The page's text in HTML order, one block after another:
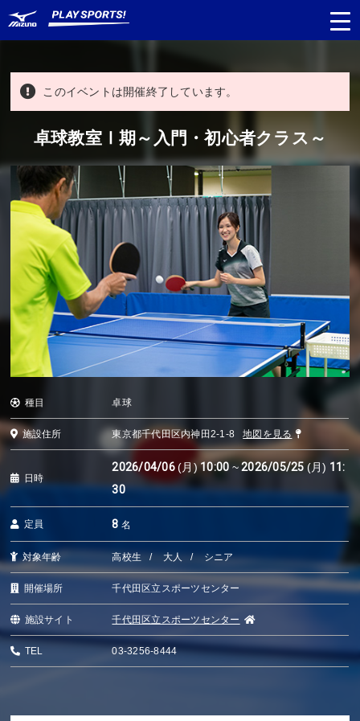
種目から探す
日程から探す
対象年齢 から探す
このイベントは開催終了しています。
卓球教室Ⅰ期～入門・初心者クラス～
種目 卓球
施設住所 東京都千代田区内神田2-1-8 地図を見る
日時
2026/04/06(月) 10:00 ~ 2026/05/25 (月) 11:
30
定員 8 名
対象年齢 高校生 大人 シニア
開催場所 千代田区立スポーツセンター
施設サイト 千代田区立スポーツセンター
TEL 03-3256-8444